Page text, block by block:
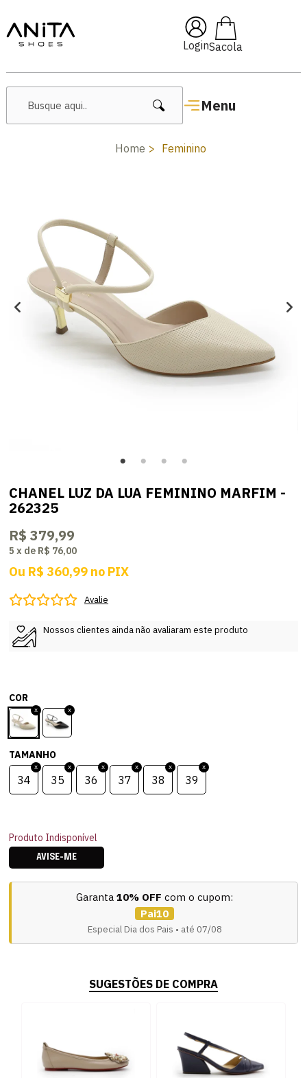
Login
Menu
🔥 Lançamentos Femininos
Home Feminino
CHANEL LUZ DA LUA FEMININO MARFIM -
262325
R$ 379,99
5 x de R$ 76,00
Ou R$ 360,99 no PIX
Avalie
Nossos clientes ainda não avaliaram este produto
COR
TAMANHO
34 35 36 37 38 39
Produto Indisponível
AVISE-ME
Garanta 10% OFF com o cupom:
Pai10
Especial Dia dos Pais • até 07/08
SUGESTÕES DE COMPRA